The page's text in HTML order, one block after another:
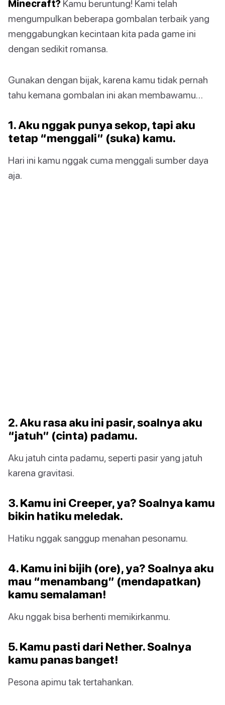
Minecraft? Kamu beruntung! Kami telah
mengumpulkan beberapa gombalan terbaik yang
menggabungkan kecintaan kita pada game ini
dengan sedikit romansa.
Gunakan dengan bijak, karena kamu tidak pernah
tahu kemana gombalan ini akan membawamu…
1. Aku nggak punya sekop, tapi aku
tetap “menggali” (suka) kamu.
Hari ini kamu nggak cuma menggali sumber daya
aja.
2. Aku rasa aku ini pasir, soalnya aku
“jatuh” (cinta) padamu.
Aku jatuh cinta padamu, seperti pasir yang jatuh
karena gravitasi.
3. Kamu ini Creeper, ya? Soalnya kamu
bikin hatiku meledak.
Hatiku nggak sanggup menahan pesonamu.
4. Kamu ini bijih (ore), ya? Soalnya aku
mau “menambang” (mendapatkan)
kamu semalaman!
Aku nggak bisa berhenti memikirkanmu.
5. Kamu pasti dari Nether. Soalnya
kamu panas banget!
Pesona apimu tak tertahankan.